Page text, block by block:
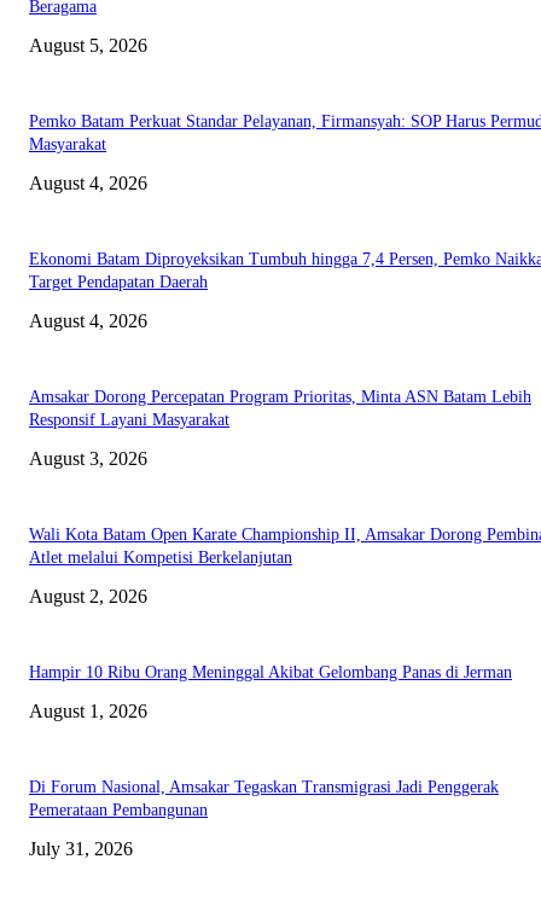
Beragama
August 5, 2026
Pemko Batam Perkuat Standar Pelayanan, Firmansyah: SOP Harus
Masyarakat
August 4, 2026
Ekonomi Batam Diproyeksikan Tumbuh hingga 7,4 Persen, Pemko
Target Pendapatan Daerah
August 4, 2026
Amsakar Dorong Percepatan Program Prioritas, Minta ASN Batam Lebih
Responsif Layani Masyarakat
August 3, 2026
Wali Kota Batam Open Karate Championship II, Amsakar Dorong
Atlet melalui Kompetisi Berkelanjutan
August 2, 2026
Hampir 10 Ribu Orang Meninggal Akibat Gelombang Panas di Jerman
August 1, 2026
Di Forum Nasional, Amsakar Tegaskan Transmigrasi Jadi Penggerak
Pemerataan Pembangunan
July 31, 2026